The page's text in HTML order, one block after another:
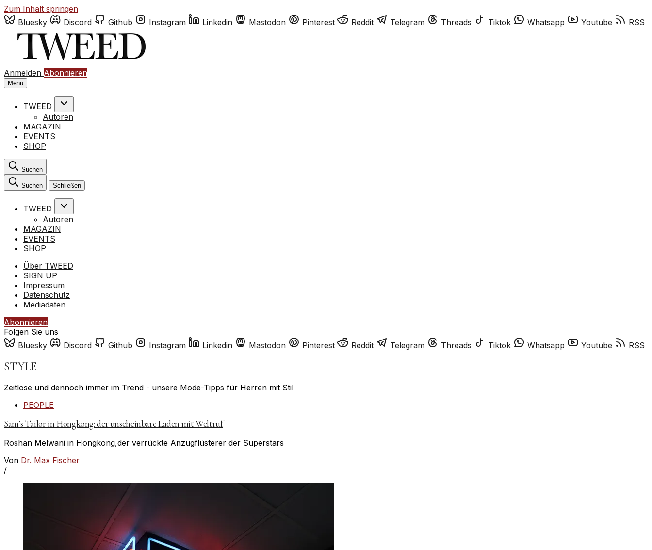
Zum Inhalt springen
Bluesky
Discord Github Instagram Linkedin Mastodon Pinterest Reddit Telegram Threads Tiktok Whatsapp Youtube RSS
Anmelden Abonnieren
Menü
TWEED
Autoren
MAGAZIN
EVENTS
SHOP
Suchen
Suchen Schließen
TWEED
Autoren
MAGAZIN
EVENTS
SHOP
Über TWEED
SIGN UP
Impressum
Datenschutz
Mediadaten
Abonnieren
Folgen Sie uns
Bluesky
Discord Github Instagram Linkedin Mastodon Pinterest Reddit Telegram Threads Tiktok Whatsapp Youtube RSS
STYLE
Zeitlose und dennoch immer im Trend - unsere Mode-Tipps für Herren mit Stil
PEOPLE
Sam’s Tailor in Hongkong: der unscheinbare Laden mit Weltruf
Roshan Melwani in Hongkong,der verrückte Anzugflüsterer der Superstars
Von Dr. Max Fischer
/